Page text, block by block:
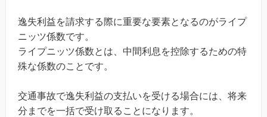
逸失利益を請求する際に重要な要素となるのがライプ
ニッツ係数です。
ライプニッツ係数とは、中間利息を控除するための特
殊な係数のことです。
交通事故で逸失利益の支払いを受ける場合には、将来
分までを一括で受け取ることになります。